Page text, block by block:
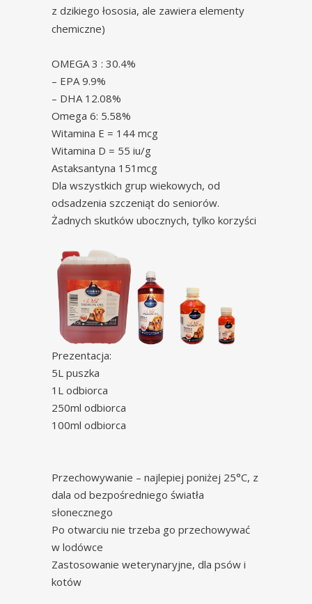
z dzikiego łososia, ale zawiera elementy
chemiczne)
OMEGA 3 : 30.4%
– EPA 9.9%
– DHA 12.08%
Omega 6: 5.58%
Witamina E = 144 mcg
Witamina D = 55 iu/g
Astaksantyna 151mcg
Dla wszystkich grup wiekowych, od
odsadzenia szczeniąt do seniorów.
Żadnych skutków ubocznych, tylko korzyści
Prezentacja:
5L puszka
1L odbiorca
250ml odbiorca
100ml odbiorca
Przechowywanie – najlepiej poniżej 25°C, z
dala od bezpośredniego światła
słonecznego
Po otwarciu nie trzeba go przechowywać
w lodówce
Zastosowanie weterynaryjne, dla psów i
kotów